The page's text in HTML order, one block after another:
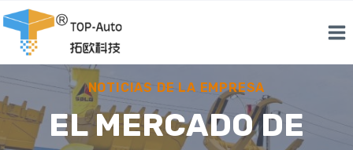
Saltar
al
Contenido
NOTICIAS DE LA EMPRESA
EL MERCADO DE